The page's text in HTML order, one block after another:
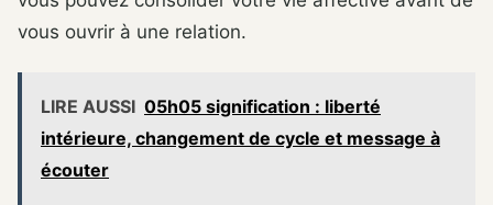
vous ouvrir à une relation.
LIRE AUSSI 05h05 signification : liberté
intérieure, changement de cycle et message à
écouter